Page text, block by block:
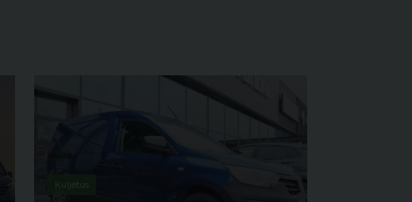
Kuljetus